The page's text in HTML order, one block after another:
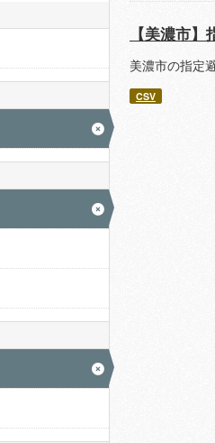
【美濃市
美濃市の指定
CSV